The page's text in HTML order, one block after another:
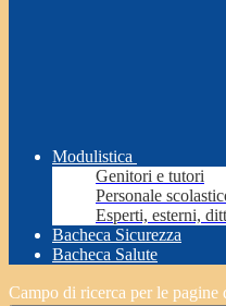
Modulistica
Genitori e tutori
Personale
Esperti, esterni,
Bacheca Sicurezza
Bacheca Salute
Campo di ricerca per le pagine